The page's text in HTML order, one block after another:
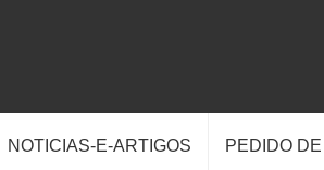
NOTICIAS-E-ARTIGOS PEDIDO